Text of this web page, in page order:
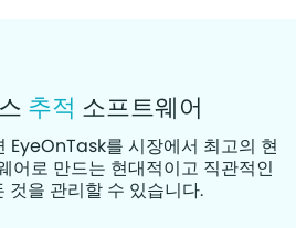
추적 소프트웨어
EyeOnTask를 시장에서 최고의 현
어로 만드는 현대적이고 직관적인
것을 관리할 수 있습니다.